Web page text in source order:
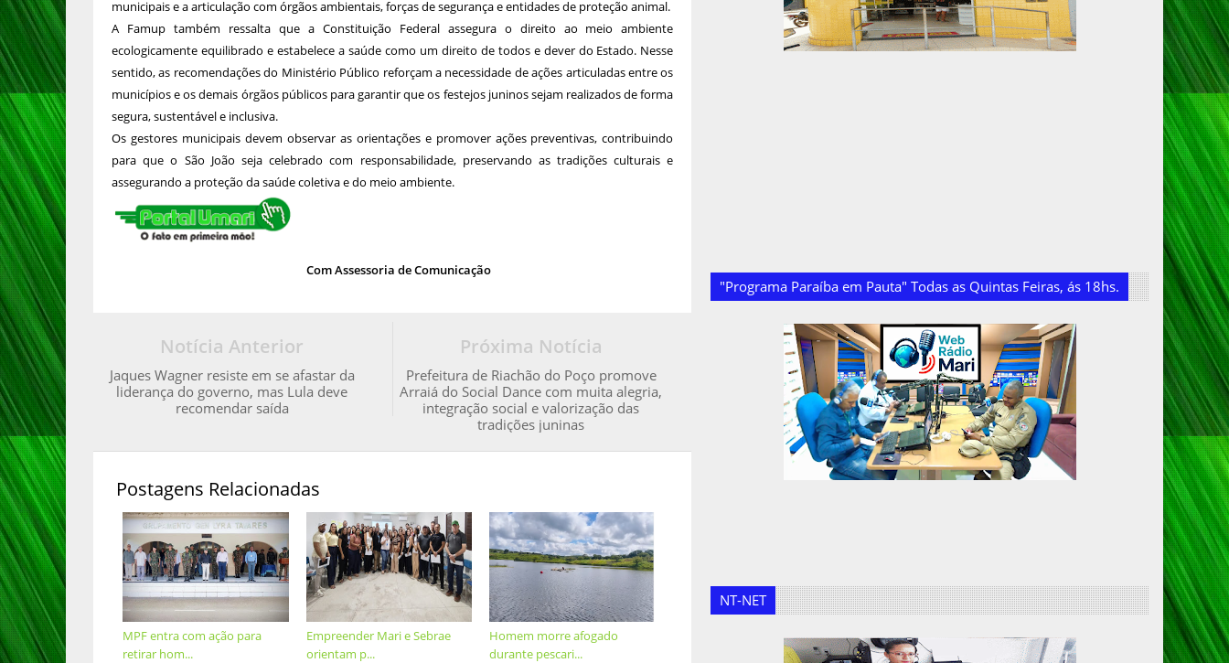
municipais e a articulação com órgãos ambientais, forças de segurança e entidades de proteção animal.
A Famup também ressalta que a Constituição Federal assegura o direito ao meio ambiente
ecologicamente equilibrado e estabelece a saúde como um direito de todos e dever do Estado. Nesse
sentido, as recomendações do Ministério Público reforçam a necessidade de ações articuladas entre os
municípios e os demais órgãos públicos para garantir que os festejos juninos sejam realizados de forma
segura, sustentável e inclusiva.
Os gestores municipais devem observar as orientações e promover ações preventivas, contribuindo
para que o São João seja celebrado com responsabilidade, preservando as tradições culturais e
assegurando a proteção da saúde coletiva e do meio ambiente.
Com Assessoria de Comunicação
Próxima Notícia
Prefeitura de Riachão do Poço promove
Arraiá do Social Dance com muita alegria,
integração social e valorização das
tradições juninas
Notícia Anterior
Jaques Wagner resiste em se afastar da
liderança do governo, mas Lula deve
recomendar saída
Postagens Relacionadas
Homem morre afogado
durante pescari...
Empreender Mari e Sebrae
orientam p...
MPF entra com ação para
retirar hom...
"Programa Paraíba em Pauta" Todas as Quintas Feiras, ás 18hs.
NT-NET